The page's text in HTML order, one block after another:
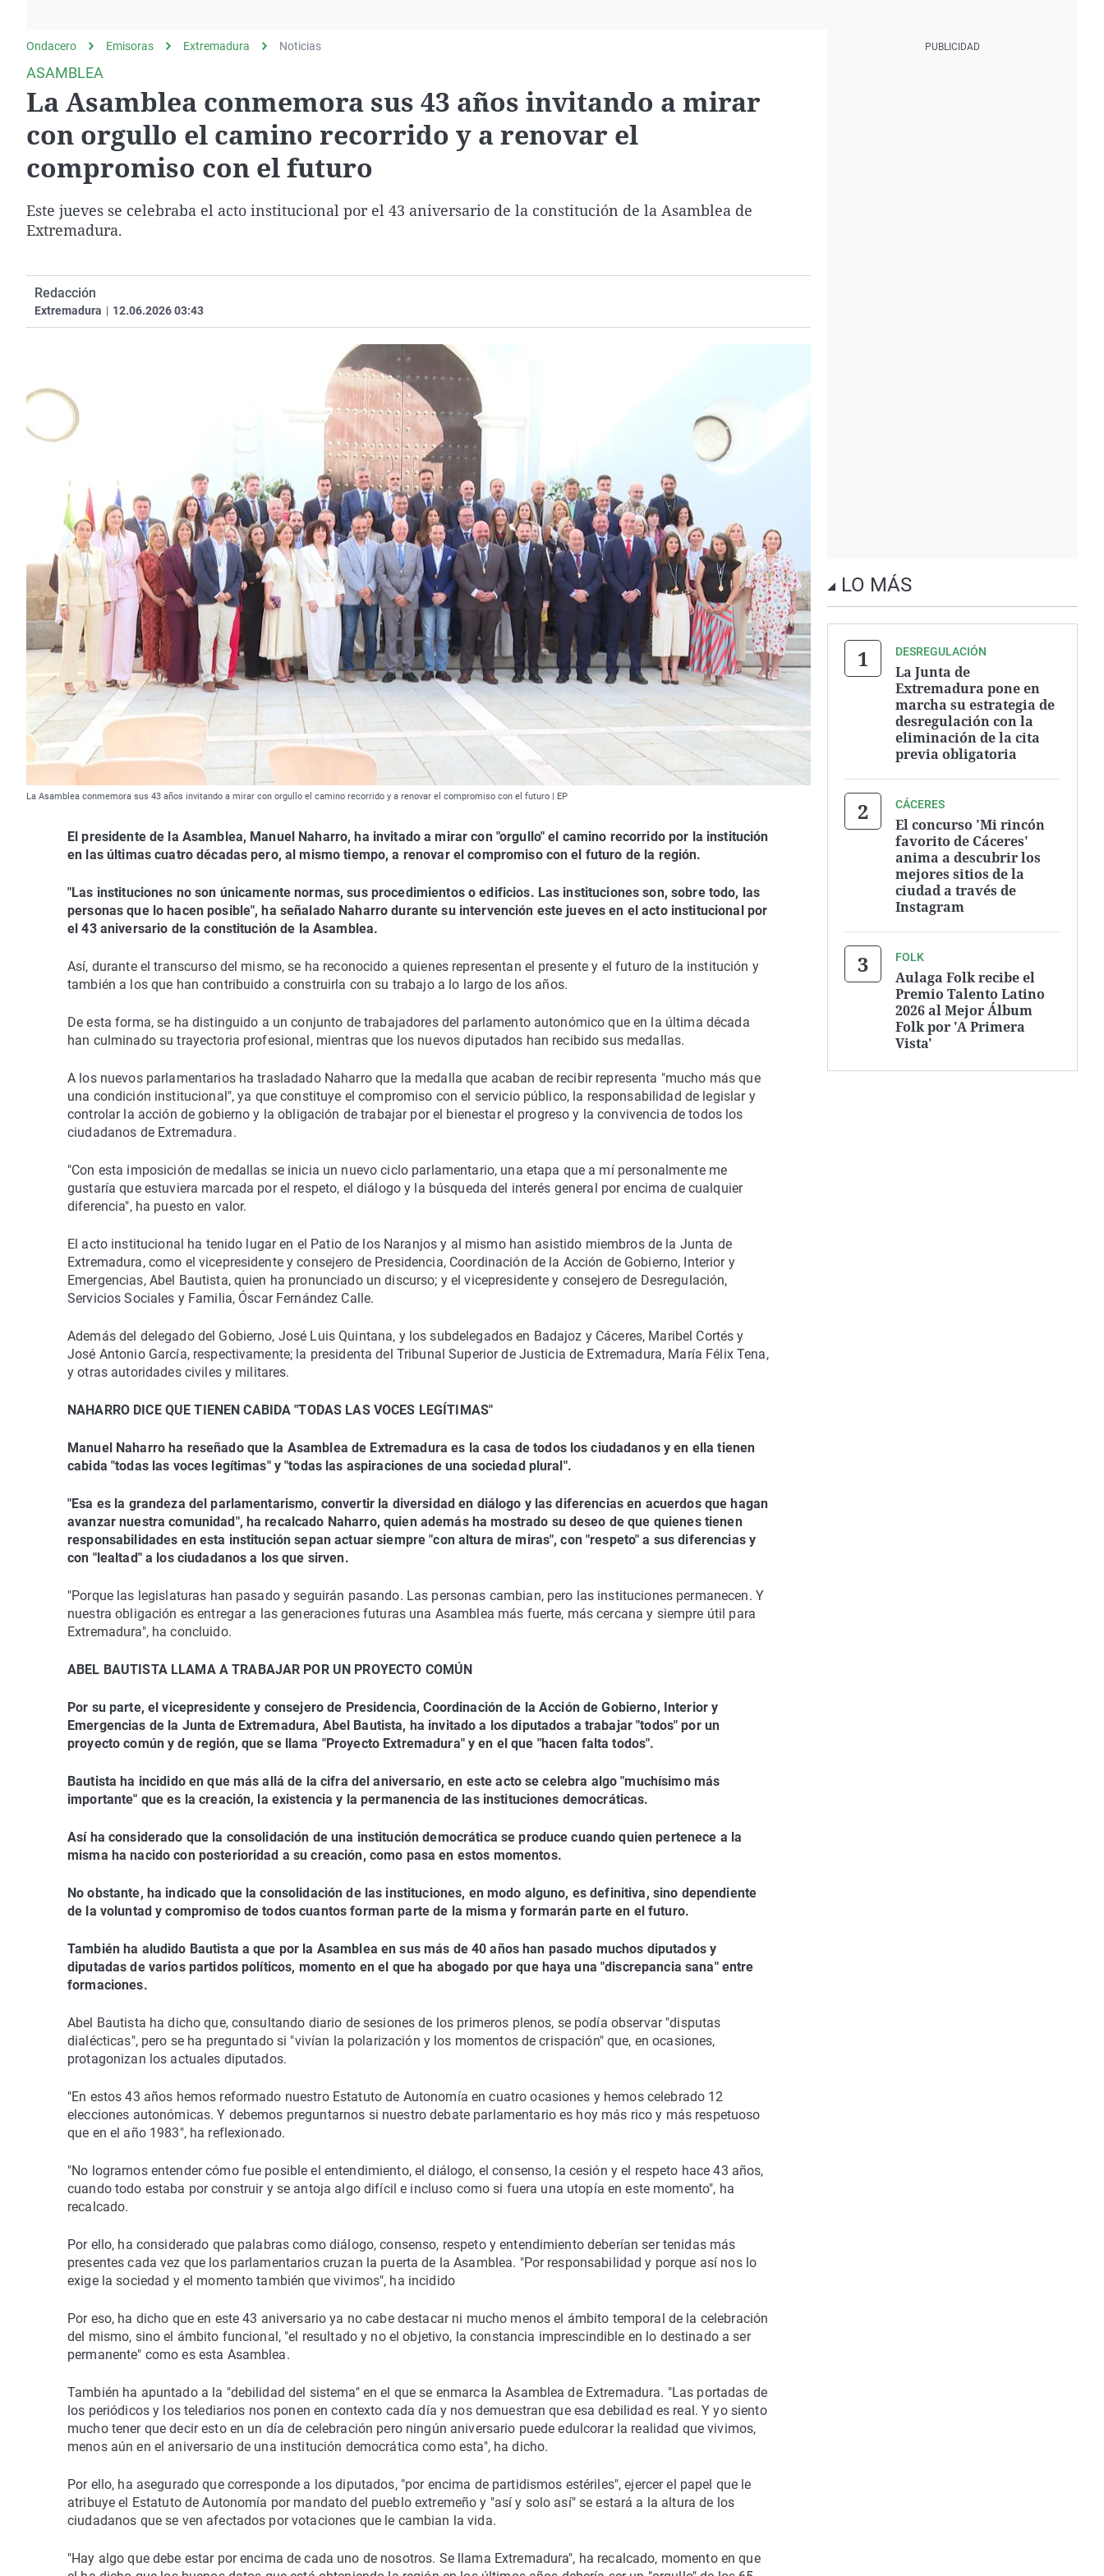
Negra
Ondacero Emisoras Extremadura Noticias
ASAMBLEA
La Asamblea conmemora sus 43 años invitando a mirar
con orgullo el camino recorrido y a renovar el
compromiso con el futuro
Este jueves se celebraba el acto institucional por el 43 aniversario de la constitución de la Asamblea de
Extremadura.
Redacción
Extremadura | 12.06.2026 03:43
La Asamblea conmemora sus 43 años invitando a mirar con orgullo el camino recorrido y a renovar el compromiso con el futuro | EP
El presidente de la Asamblea, Manuel Naharro, ha invitado a mirar con "orgullo" el camino recorrido por la institución
en las últimas cuatro décadas pero, al mismo tiempo, a renovar el compromiso con el futuro de la región.
"Las instituciones no son únicamente normas, sus procedimientos o edificios. Las instituciones son, sobre todo, las
personas que lo hacen posible", ha señalado Naharro durante su intervención este jueves en el acto institucional por
el 43 aniversario de la constitución de la Asamblea.
Así, durante el transcurso del mismo, se ha reconocido a quienes representan el presente y el futuro de la institución y
también a los que han contribuido a construirla con su trabajo a lo largo de los años.
De esta forma, se ha distinguido a un conjunto de trabajadores del parlamento autonómico que en la última década
han culminado su trayectoria profesional, mientras que los nuevos diputados han recibido sus medallas.
A los nuevos parlamentarios ha trasladado Naharro que la medalla que acaban de recibir representa "mucho más que
una condición institucional", ya que constituye el compromiso con el servicio público, la responsabilidad de legislar y
controlar la acción de gobierno y la obligación de trabajar por el bienestar el progreso y la convivencia de todos los
ciudadanos de Extremadura.
"Con esta imposición de medallas se inicia un nuevo ciclo parlamentario, una etapa que a mí personalmente me
gustaría que estuviera marcada por el respeto, el diálogo y la búsqueda del interés general por encima de cualquier
diferencia", ha puesto en valor.
El acto institucional ha tenido lugar en el Patio de los Naranjos y al mismo han asistido miembros de la Junta de
Extremadura, como el vicepresidente y consejero de Presidencia, Coordinación de la Acción de Gobierno, Interior y
Emergencias, Abel Bautista, quien ha pronunciado un discurso; y el vicepresidente y consejero de Desregulación,
Servicios Sociales y Familia, Óscar Fernández Calle.
Además del delegado del Gobierno, José Luis Quintana, y los subdelegados en Badajoz y Cáceres, Maribel Cortés y
José Antonio García, respectivamente; la presidenta del Tribunal Superior de Justicia de Extremadura, María Félix Tena,
y otras autoridades civiles y militares.
NAHARRO DICE QUE TIENEN CABIDA "TODAS LAS VOCES LEGÍTIMAS"
Manuel Naharro ha reseñado que la Asamblea de Extremadura es la casa de todos los ciudadanos y en ella tienen
cabida "todas las voces legítimas" y "todas las aspiraciones de una sociedad plural".
"Esa es la grandeza del parlamentarismo, convertir la diversidad en diálogo y las diferencias en acuerdos que hagan
avanzar nuestra comunidad", ha recalcado Naharro, quien además ha mostrado su deseo de que quienes tienen
responsabilidades en esta institución sepan actuar siempre "con altura de miras", con "respeto" a sus diferencias y
con "lealtad" a los ciudadanos a los que sirven.
"Porque las legislaturas han pasado y seguirán pasando. Las personas cambian, pero las instituciones permanecen. Y
nuestra obligación es entregar a las generaciones futuras una Asamblea más fuerte, más cercana y siempre útil para
Extremadura", ha concluido.
ABEL BAUTISTA LLAMA A TRABAJAR POR UN PROYECTO COMÚN
Por su parte, el vicepresidente y consejero de Presidencia, Coordinación de la Acción de Gobierno, Interior y
Emergencias de la Junta de Extremadura, Abel Bautista, ha invitado a los diputados a trabajar "todos" por un
proyecto común y de región, que se llama "Proyecto Extremadura" y en el que "hacen falta todos".
Bautista ha incidido en que más allá de la cifra del aniversario, en este acto se celebra algo "muchísimo más
importante" que es la creación, la existencia y la permanencia de las instituciones democráticas.
Así ha considerado que la consolidación de una institución democrática se produce cuando quien pertenece a la
misma ha nacido con posterioridad a su creación, como pasa en estos momentos.
No obstante, ha indicado que la consolidación de las instituciones, en modo alguno, es definitiva, sino dependiente
de la voluntad y compromiso de todos cuantos forman parte de la misma y formarán parte en el futuro.
También ha aludido Bautista a que por la Asamblea en sus más de 40 años han pasado muchos diputados y
diputadas de varios partidos políticos, momento en el que ha abogado por que haya una "discrepancia sana" entre
formaciones.
Abel Bautista ha dicho que, consultando diario de sesiones de los primeros plenos, se podía observar "disputas
dialécticas", pero se ha preguntado si "vivían la polarización y los momentos de crispación" que, en ocasiones,
protagonizan los actuales diputados.
"En estos 43 años hemos reformado nuestro Estatuto de Autonomía en cuatro ocasiones y hemos celebrado 12
elecciones autonómicas. Y debemos preguntarnos si nuestro debate parlamentario es hoy más rico y más respetuoso
que en el año 1983", ha reflexionado.
"No logramos entender cómo fue posible el entendimiento, el diálogo, el consenso, la cesión y el respeto hace 43 años,
cuando todo estaba por construir y se antoja algo difícil e incluso como si fuera una utopía en este momento", ha
recalcado.
Por ello, ha considerado que palabras como diálogo, consenso, respeto y entendimiento deberían ser tenidas más
presentes cada vez que los parlamentarios cruzan la puerta de la Asamblea. "Por responsabilidad y porque así nos lo
exige la sociedad y el momento también que vivimos", ha incidido
Por eso, ha dicho que en este 43 aniversario ya no cabe destacar ni mucho menos el ámbito temporal de la celebración
del mismo, sino el ámbito funcional, "el resultado y no el objetivo, la constancia imprescindible en lo destinado a ser
permanente" como es esta Asamblea.
También ha apuntado a la "debilidad del sistema" en el que se enmarca la Asamblea de Extremadura. "Las portadas de
los periódicos y los telediarios nos ponen en contexto cada día y nos demuestran que esa debilidad es real. Y yo siento
mucho tener que decir esto en un día de celebración pero ningún aniversario puede edulcorar la realidad que vivimos,
menos aún en el aniversario de una institución democrática como esta", ha dicho.
Por ello, ha asegurado que corresponde a los diputados, "por encima de partidismos estériles", ejercer el papel que le
atribuye el Estatuto de Autonomía por mandato del pueblo extremeño y "así y solo así" se estará a la altura de los
ciudadanos que se ven afectados por votaciones que le cambian la vida.
"Hay algo que debe estar por encima de cada uno de nosotros. Se llama Extremadura", ha recalcado, momento en que
LO MÁS
DESREGULACIÓN
La Junta de
Extremadura pone en
marcha su estrategia de
desregulación con la
eliminación de la cita
previa obligatoria
CÁCERES
El concurso 'Mi rincón
favorito de Cáceres'
anima a descubrir los
mejores sitios de la
ciudad a través de
Instagram
FOLK
Aulaga Folk recibe el
Premio Talento Latino
2026 al Mejor Álbum
Folk por 'A Primera
Vista'